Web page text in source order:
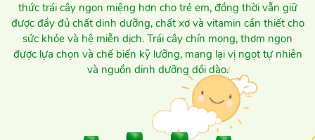
thức trái cây ngon miệng hơn cho trẻ em, đồng thời vẫn giữ
được đầy đủ chất dinh dưỡng, chất xơ và vitamin cần thiết cho
sức khỏe và hệ miễn dịch. Trái cây chín mọng, thơm ngon
được lựa chọn và chế biến kỹ lưỡng, mang lại vị ngọt tự nhiên
và nguồn dinh dưỡng dồi dào.